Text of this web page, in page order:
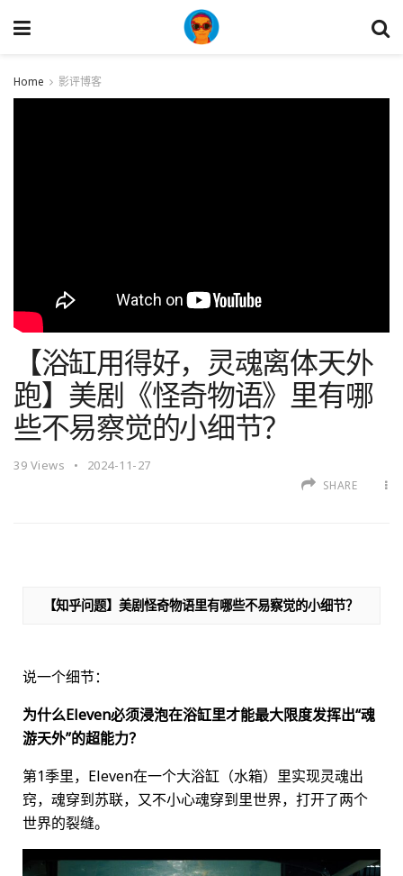
Home 影评博客
【浴缸用得好，灵魂离体天外
跑】美剧《怪奇物语》里有哪
些不易察觉的小细节？
39 Views 2024-11-27
SHARE
【知乎问题】美剧怪奇物语里有哪些不易察觉的小细节？
说一个细节：
为什么Eleven必须浸泡在浴缸里才能最大限度发挥出“魂
游天外”的超能力？
第1季里，Eleven在一个大浴缸（水箱）里实现灵魂出
窍，魂穿到苏联，又不小心魂穿到里世界，打开了两个
世界的裂缝。